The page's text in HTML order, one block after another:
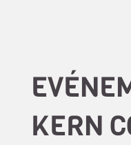
KERN